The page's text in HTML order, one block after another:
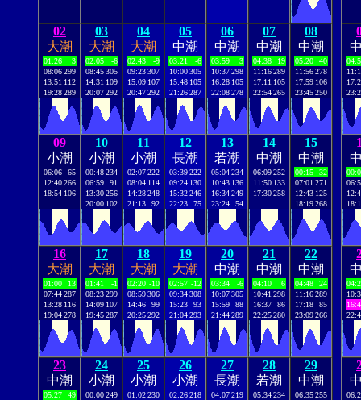
02
大潮
01:26
3
08:06299
13:51 112
19:28289
03
大潮
02:05
-6
08:45305
14:31 109
20:07292
04
大潮
02:43
-9
09:23307
15:09 107
20:47292
05
中潮
03:21
-6
10:00305
15:48 105
21:26287
06
中潮
03:59
3
10:37298
16:28 105
22:08278
07
中潮
04:38
19
11:16289
17:11 105
22:54265
08
中潮
05:20
40
11:56278
17:59 106
23:45250
09
小潮
06:06
65
12:40266
18:54 106
10
小潮
00:48234
06:59
91
13:30256
20:00 102
11
小潮
02:07222
08:04 114
14:28248
21:13
92
12
長潮
03:39222
09:24 130
15:32246
22:23
75
13
若潮
05:04234
10:43 136
16:34249
23:24
54
14
中潮
06:09252
11:50 133
17:30258
15
中潮
00:15
32
07:01 271
12:43 125
18:19268
16
大潮
01:00
13
07:44287
13:28 116
19:04278
17
大潮
01:41
-1
08:23299
14:09 107
19:45287
18
大潮
02:20 -10
08:59306
14:46
99
20:25292
19
大潮
02:57 -12
09:34308
15:23
93
21:04293
20
中潮
03:34
-6
10:07305
15:59
88
21:44289
21
中潮
04:10
6
10:41 298
16:37
86
22:25280
22
中潮
04:48
24
11:16289
17:18
85
23:09266
23
中潮
05:27
49
24
小潮
00:00249
25
小潮
01:02230
26
小潮
02:26218
27
長潮
04:07219
28
若潮
05:34234
29
中潮
06:35255